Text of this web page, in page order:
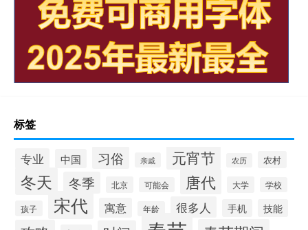
标签
专业 中国 习俗 亲戚 元宵节 农历 农村
冬天 冬季 北京 可能会 唐代 大学 学校
孩子 宋代 寓意 年龄 很多人 手机 技能